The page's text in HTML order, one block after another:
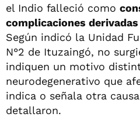
el Indio falleció como
complicaciones
Según indicó la Unidad
N°2 de Ituzaingó, no
indiquen un motivo
neurodegenerativo que
indica o señala otra
detallaron.